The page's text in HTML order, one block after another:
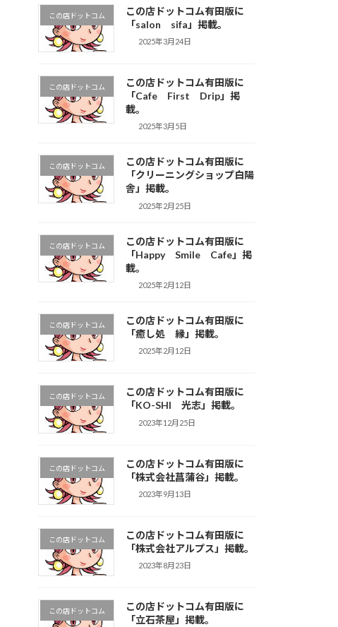
この店ドットコム
この店ドットコム有田版に
「salon sifa」掲載。
2025年3月24日
この店ドットコム
この店ドットコム有田版に
「Cafe First Drip」掲
載。
2025年3月5日
この店ドットコム
この店ドットコム有田版に
「クリーニングショップ白陽
舎」掲載。
2025年2月25日
この店ドットコム
この店ドットコム有田版に
「Happy Smile Cafe」掲
載。
2025年2月12日
この店ドットコム
この店ドットコム有田版に
「癒し処 縁」掲載。
2025年2月12日
この店ドットコム
この店ドットコム有田版に
「KO-SHI 光志」掲載。
2023年12月25日
この店ドットコム
この店ドットコム有田版に
「株式会社菖蒲谷」掲載。
2023年9月13日
この店ドットコム
この店ドットコム有田版に
「株式会社アルプス」掲載。
2023年8月23日
この店ドットコム
この店ドットコム有田版に
「立石茶屋」掲載。